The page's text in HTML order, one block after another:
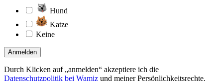
Hund
Katze
Keine
Anmelden
Durch Klicken auf „anmelden“ akzeptiere ich die
Datenschutzpolitik bei Wamiz und meiner Persönlichkeitsrechte.